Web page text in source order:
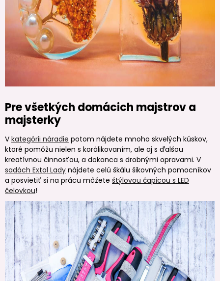
Pre všetkých domácich majstrov a
majsterky
V kategórii náradie potom nájdete mnoho skvelých kúskov,
ktoré pomôžu nielen s korálikovaním, ale aj s ďalšou
kreatívnou činnosťou, a dokonca s drobnými opravami. V
sadách Extol Lady nájdete celú škálu šikovných pomocníkov
a posvietiť si na prácu môžete štýlovou čapicou s LED
čelovkou!